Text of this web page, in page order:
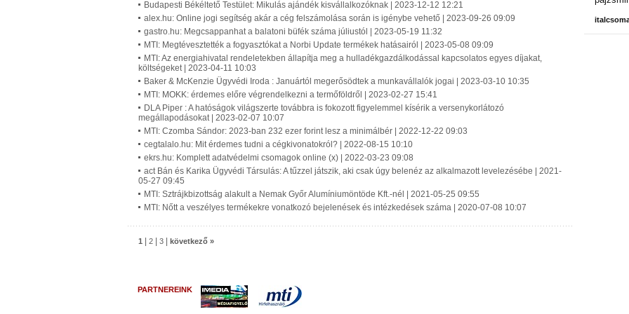
Budapesti Békéltető Testület: Mikulás ajándék kisvállalkozóknak | 2023-12-12 12:21
alex.hu: Online jogi segítség akár a cég felszámolása során is igénybe vehető | 2023-09-26 09:09
gastro.hu: Megcsappanhat a balatoni büfék száma júliustól | 2023-05-19 11:32
MTI: Megtévesztették a fogyasztókat a Norbi Update termékek hatásairól | 2023-05-08 09:09
MTI: Az energiahivatal rendeletekben állapítja meg a hulladékgazdálkodással kapcsolatos egyes díjakat,
költségeket | 2023-04-11 10:03
Baker & McKenzie Ügyvédi Iroda : Januártól megerősödtek a munkavállalók jogai | 2023-03-10 10:35
MTI: MOKK: érdemes előre végrendelkezni a termőföldről | 2023-02-27 15:41
DLA Piper : A hatóságok világszerte továbbra is fokozott figyelemmel kísérik a versenykorlátozó
megállapodásokat | 2023-02-07 10:07
MTI: Czomba Sándor: 2023-ban 232 ezer forint lesz a minimálbér | 2022-12-22 09:03
cegtalalo.hu: Mit érdemes tudni a cégkivonatokról? | 2022-08-15 10:10
ekrs.hu: Komplett adatvédelmi csomagok online (x) | 2022-03-23 09:08
act Bán és Karika Ügyvédi Társulás: A tűzzel játszik, aki csak úgy belenéz az alkalmazott levelezésébe | 2021-
05-27 09:45
MTI: Sztrájkbizottság alakult a Nemak Győr Alumíniumöntöde Kft.-nél | 2021-05-25 09:55
MTI: Nőtt a veszélyes termékekre vonatkozó bejelenések és intézkedések száma | 2020-07-08 10:07
1 2 3 következő »
PARTNEREINK